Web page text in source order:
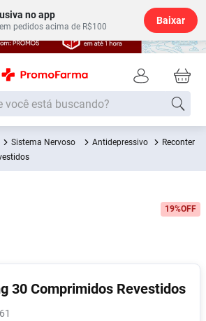
no app
pedidos acima de R$100
Baixar
Sistema Nervoso Antidepressivo
Reconter
19%OFF
30 Comprimidos Revestidos